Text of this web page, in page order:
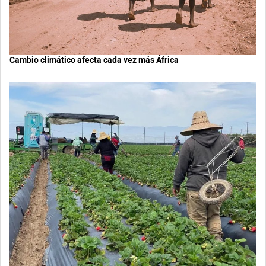
Cambio climático afecta cada vez más África